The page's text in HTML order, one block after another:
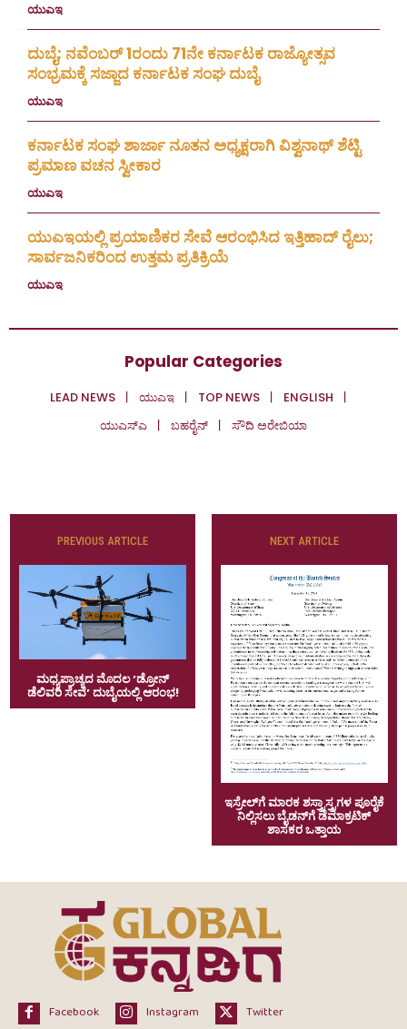
ಯುಎಇ
ದುಬೈ; ನವೆಂಬರ್ 1ರಂದು 71ನೇ ಕರ್ನಾಟಕ ರಾಜ್ಯೋತ್ಸವ
ಸಂಭ್ರಮಕ್ಕೆ ಸಜ್ಜಾದ ಕರ್ನಾಟಕ ಸಂಘ ದುಬೈ
ಯುಎಇ
ಕರ್ನಾಟಕ ಸಂಘ ಶಾರ್ಜಾ ನೂತನ ಅಧ್ಯಕ್ಷರಾಗಿ ವಿಶ್ವನಾಥ್ ಶೆಟ್ಟಿ
ಪ್ರಮಾಣ ವಚನ ಸ್ವೀಕಾರ
ಯುಎಇ
ಯುಎಇಯಲ್ಲಿ ಪ್ರಯಾಣಿಕರ ಸೇವೆ ಆರಂಭಿಸಿದ ಇತ್ತಿಹಾದ್ ರೈಲು;
ಸಾರ್ವಜನಿಕರಿಂದ ಉತ್ತಮ ಪ್ರತಿಕ್ರಿಯೆ
ಯುಎಇ
Popular Categories
LEAD NEWS ಯುಎಇ TOP NEWS
ENGLISH
ಯುಎಸ್‌ಎ
ಬಹರೈನ್ ಸೌದಿ ಅರೇಬಿಯಾ
PREVIOUS ARTICLE
ಮಧ್ಯಪ್ರಾಚ್ಯದ ಮೊದಲ ʼಡ್ರೋನ್‌
ಡೆಲಿವರಿ ಸೇವೆʼ ದುಬೈಯಲ್ಲಿ ಆರಂಭ!
NEXT ARTICLE
ಇಸ್ರೇಲ್‌ಗೆ ಮಾರಕ ಶಸ್ತ್ರಾಸ್ತ್ರಗಳ ಪೂರೈಕೆ
ನಿಲ್ಲಿಸಲು ಬೈಡನ್‌ಗೆ ಡೆಮಾಕ್ರಟಿಕ್
ಶಾಸಕರ ಒತ್ತಾಯ
Facebook Instagram Twitter